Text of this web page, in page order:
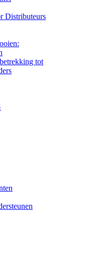
Distributeurs
tot